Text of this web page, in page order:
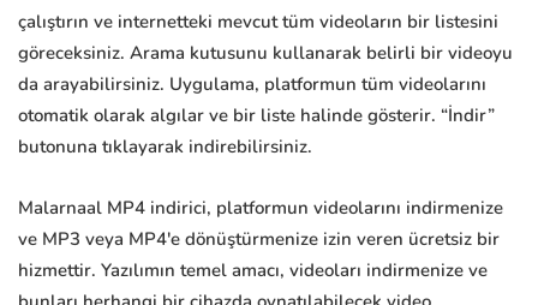
çalıştırın ve internetteki mevcut tüm videoların bir listesini
göreceksiniz. Arama kutusunu kullanarak belirli bir videoyu
da arayabilirsiniz. Uygulama, platformun tüm videolarını
otomatik olarak algılar ve bir liste halinde gösterir. “İndir”
butonuna tıklayarak indirebilirsiniz.
Malarnaal MP4 indirici, platformun videolarını indirmenize
ve MP3 veya MP4'e dönüştürmenize izin veren ücretsiz bir
hizmettir. Yazılımın temel amacı, videoları indirmenize ve